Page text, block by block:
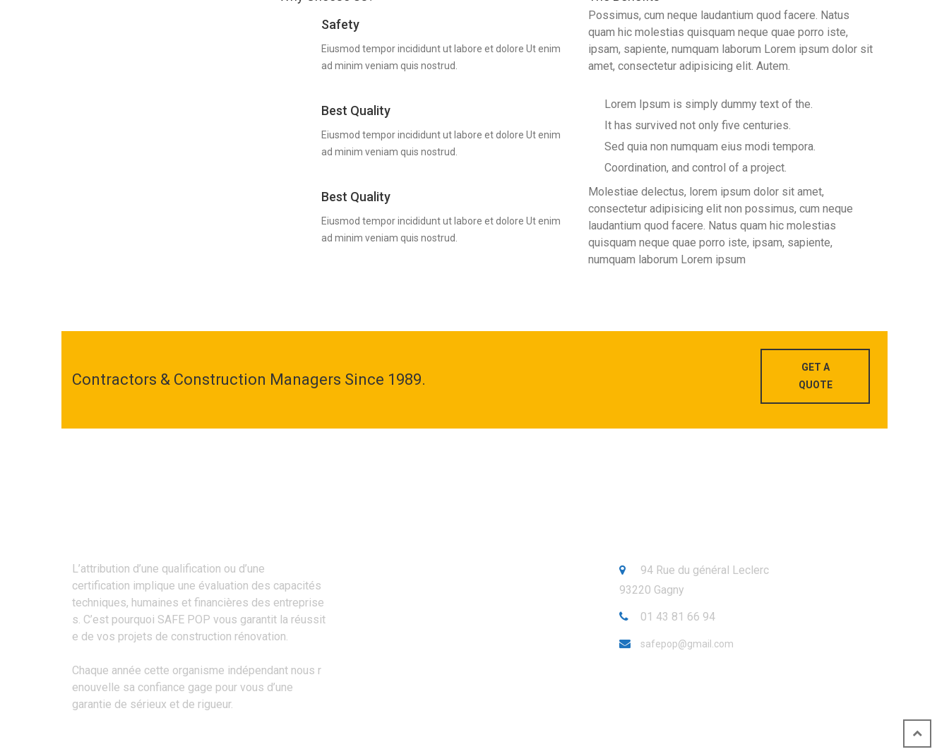
Safety
Eiusmod tempor incididunt ut labore et dolore Ut enim
ad minim veniam quis nostrud.
Best Quality
Eiusmod tempor incididunt ut labore et dolore Ut enim
ad minim veniam quis nostrud.
Best Quality
Eiusmod tempor incididunt ut labore et dolore Ut enim
ad minim veniam quis nostrud.
Possimus, cum neque laudantium quod facere. Natus
quam hic molestias quisquam neque quae porro iste,
ipsam, sapiente, numquam laborum Lorem ipsum dolor sit
amet, consectetur adipisicing elit. Autem.
Lorem Ipsum is simply dummy text of the.
It has survived not only five centuries.
Sed quia non numquam eius modi tempora.
Coordination, and control of a project.
Molestiae delectus, lorem ipsum dolor sit amet,
consectetur adipisicing elit non possimus, cum neque
laudantium quod facere. Natus quam hic molestias
quisquam neque quae porro iste, ipsam, sapiente,
numquam laborum Lorem ipsum
Contractors & Construction Managers Since 1989.
GET A
QUOTE
L’attribution d’une qualification ou d’une
certification implique une évaluation des capacités
techniques, humaines et financières des entreprise
s. C’est pourquoi SAFE POP vous garantit la réussit
e de vos projets de construction rénovation.
Chaque année cette organisme indépendant nous r
enouvelle sa confiance gage pour vous d’une
garantie de sérieux et de rigueur.
94 Rue du général Leclerc
93220 Gagny
01 43 81 66 94
safepop@gmail.com